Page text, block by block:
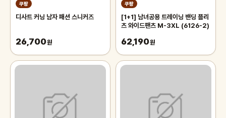
쿠팡
디사트 커닝 남자 패션 스니커즈
26,700원
쿠팡
[1+1] 남녀공용 트레이닝 밴딩 플리
츠 와이드팬츠 M-3XL (6126-2)
62,190원